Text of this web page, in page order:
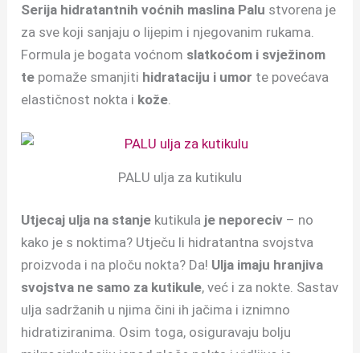
Serija hidratantnih voćnih maslina Palu stvorena je
za sve koji sanjaju o lijepim i njegovanim rukama.
Formula je bogata voćnom slatkoćom i svježinom
te pomaže smanjiti hidrataciju i umor te povećava
elastičnost nokta i kože
PALU ulja za kutikulu
Utjecaj ulja na stanje kutikula je neporeciv – no
kako je s noktima? Utječu li hidratantna svojstva
proizvoda i na ploču nokta? Da! Ulja imaju hranjiva
svojstva ne samo za kutikule, već i za nokte. Sastav
ulja sadržanih u njima čini ih jačima i iznimno
hidratiziranima. Osim toga, osiguravaju bolju